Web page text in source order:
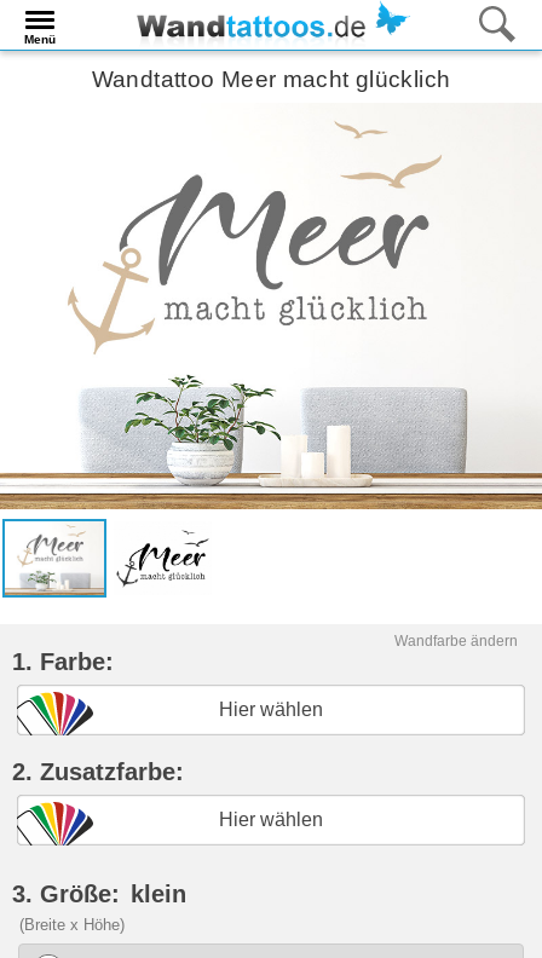
Menü
Wandtattoo Meer macht glücklich
Wandfarbe ändern
1. Farbe:
Hier wählen
2. Zusatzfarbe:
Hier wählen
3. Größe: klein
(Breite x Höhe)